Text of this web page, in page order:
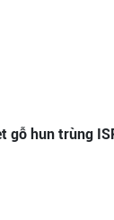
gỗ hun trùng